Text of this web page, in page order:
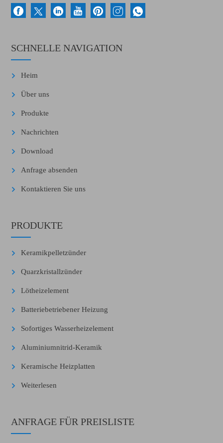
SCHNELLE NAVIGATION
Heim
Über uns
Produkte
Nachrichten
Download
Anfrage absenden
Kontaktieren Sie uns
PRODUKTE
Keramikpelletzünder
Quarzkristallzünder
Lötheizelement
Batteriebetriebener Heizung
Sofortiges Wasserheizelement
Aluminiumnitrid-Keramik
Keramische Heizplatten
Weiterlesen
ANFRAGE FÜR PREISLISTE